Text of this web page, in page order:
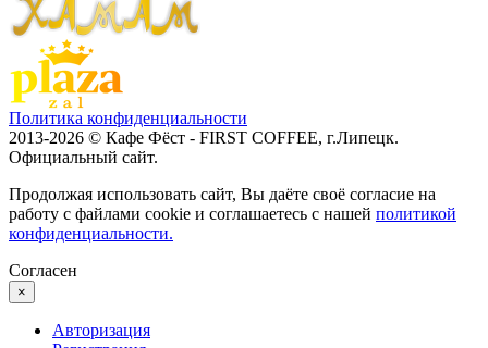
Политика конфиденциальности
2013-2026 © Кафе Фёст - FIRST COFFEE, г.Липецк.
Официальный сайт.
Продолжая использовать сайт, Вы даёте своё согласие на
работу с файлами cookie и соглашаетесь с нашей политикой
конфиденциальности.
Согласен
×
Авторизация